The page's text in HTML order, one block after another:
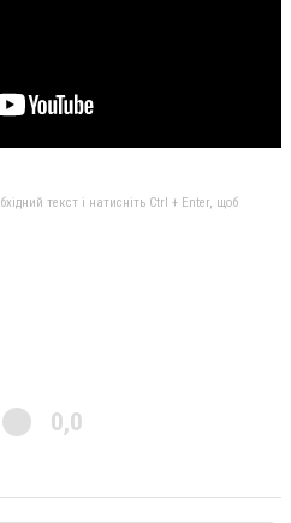
текст і натисніть Ctrl + Enter, щоб
0,0